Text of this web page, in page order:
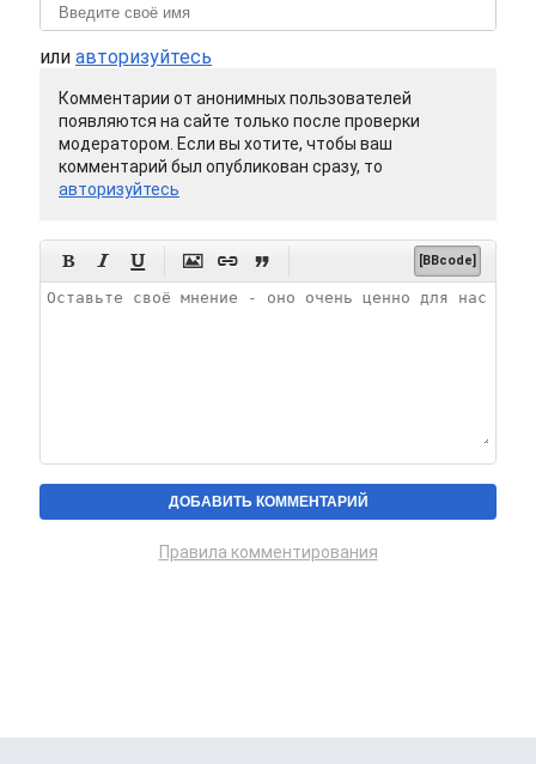
или авторизуйтесь
Комментарии от анонимных пользователей
появляются на сайте только после проверки
модератором. Если вы хотите, чтобы ваш
комментарий был опубликован сразу, то
авторизуйтесь
      [BBcode]
Правила комментирования